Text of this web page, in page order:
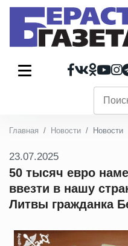
Главная Новости Новости
23.07.2025
50 тысяч евро
ввезти в нашу
Литвы гражданка